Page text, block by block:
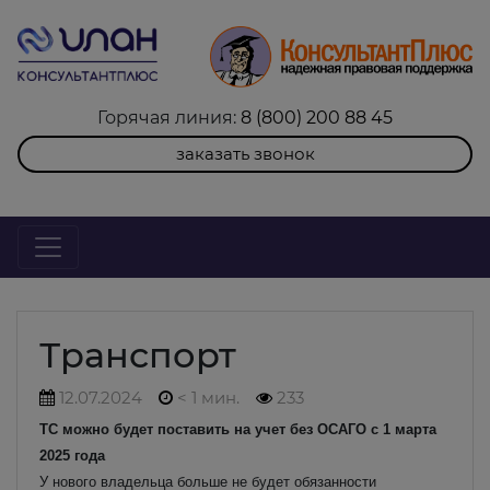
Горячая линия: 8 (800) 200 88 45
заказать звонок
Транспорт
12.07.2024 < 1 мин. 233
ТС можно будет поставить на учет без ОСАГО с 1 марта
2025 года
У нового владельца больше не будет обязанности